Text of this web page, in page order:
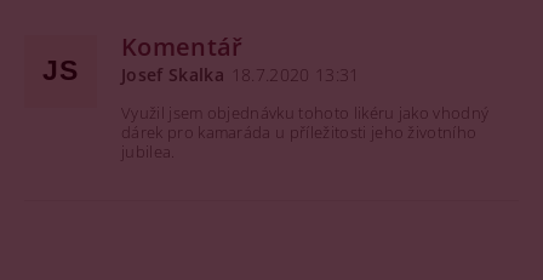
JS
Komentář
Josef Skalka 18.7.2020 13:31
Využil jsem objednávku tohoto likéru jako vhodný
dárek pro kamaráda u příležitosti jeho životního
jubilea.